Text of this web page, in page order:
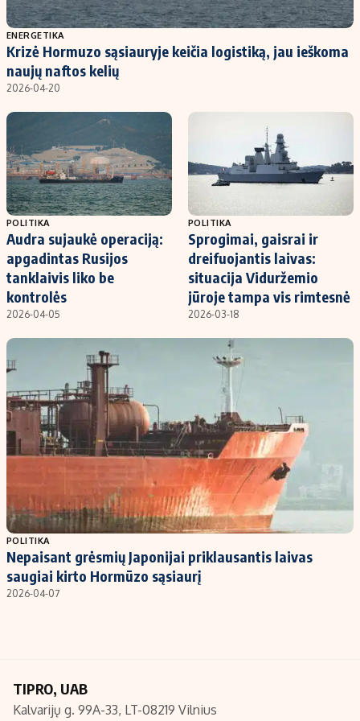
Populiarios temos
Investavimas
Akcijų rinka
Saulės elektrinės
Infliacija
Migracija
Titulinis
Nedarbo išmokos skaičiuoklė
Indėlių skaičiuoklė
Įdomios naujienos
Redakcija
Apie mus
Redakcijos politika
Privatumo politika
Turinio žymėjimo taisyklės
Kontaktai
Regionų naujienos
Indėlių palūkanos
ENERGETIKA
Krizė Hormuzo sąsiauryje keičia logistiką, jau ieškoma
naujų naftos kelių
2026-04-20
POLITIKA
Audra sujaukė operaciją:
apgadintas Rusijos
tanklaivis liko be
kontrolės
2026-04-05
POLITIKA
Sprogimai, gaisrai ir
dreifuojantis laivas:
situacija Viduržemio
jūroje tampa vis rimtesnė
2026-03-18
POLITIKA
Nepaisant grėsmių Japonijai priklausantis laivas
saugiai kirto Hormūzo sąsiaurį
2026-04-07
TIPRO, UAB
Kalvarijų g. 99A-33, LT-08219 Vilnius